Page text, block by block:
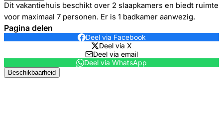
Dit vakantiehuis beschikt over 2 slaapkamers en biedt ruimte
voor maximaal 7 personen. Er is 1 badkamer aanwezig.
Pagina delen
Deel via Facebook
Deel via X
Deel via email
Deel via WhatsApp
Beschikbaarheid